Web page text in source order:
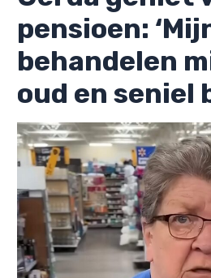
pensioen:
behandelen
oud en seniel